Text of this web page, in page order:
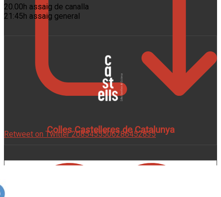
Retweet on Twitter 2085455506286452835
20.00h assaig de canalla
21:45h assaig general
Colles Castelleres de Catalunya